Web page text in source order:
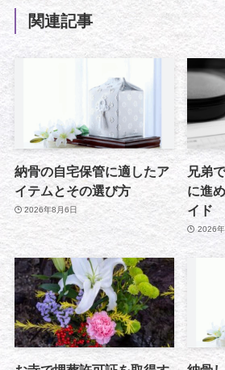
関連記事
納骨の自宅保管に適したア
イテムとその選び方
2026年8月6日
兄弟
に進
イド
2026